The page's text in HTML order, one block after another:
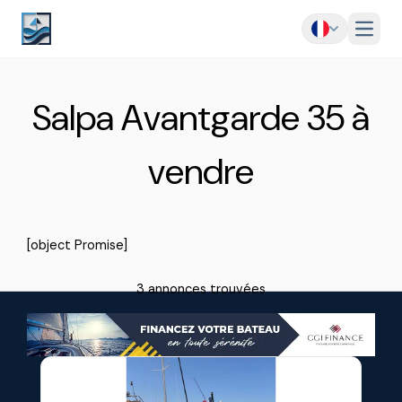
Menu
Salpa Avantgarde 35 à
vendre
[object Promise]
3 annonces trouvées